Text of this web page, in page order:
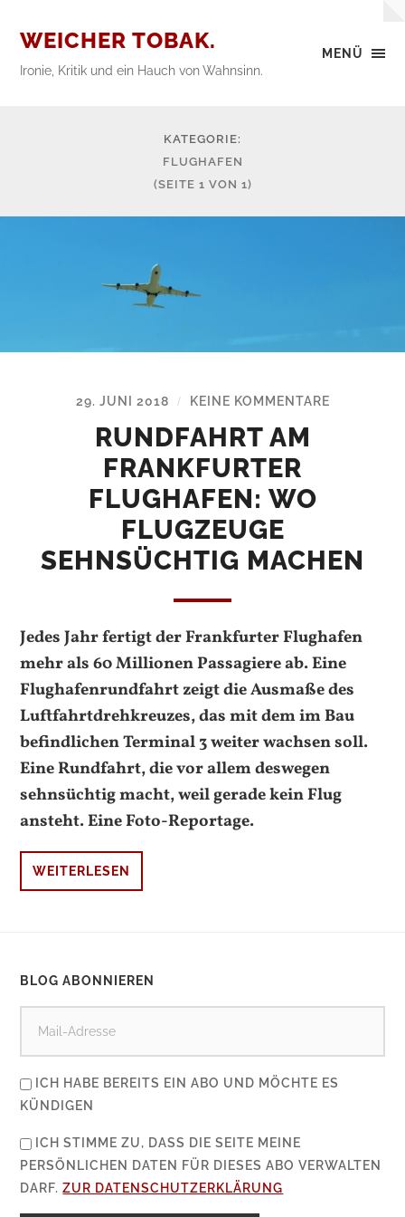
MENÜ
WEICHER TOBAK.
Ironie, Kritik und ein Hauch von Wahnsinn.
KATEGORIE:
FLUGHAFEN
(SEITE 1 VON 1)
29. JUNI 2018 / KEINE KOMMENTARE
RUNDFAHRT AM
FRANKFURTER
FLUGHAFEN: WO
FLUGZEUGE
SEHNSÜCHTIG MACHEN
Jedes Jahr fertigt der Frankfurter Flughafen
mehr als 60 Millionen Passagiere ab. Eine
Flughafenrundfahrt zeigt die Ausmaße des
Luftfahrtdrehkreuzes, das mit dem im Bau
befindlichen Terminal 3 weiter wachsen soll.
Eine Rundfahrt, die vor allem deswegen
sehnsüchtig macht, weil gerade kein Flug
ansteht. Eine Foto-Reportage.
WEITERLESEN
BLOG ABONNIEREN
ICH HABE BEREITS EIN ABO UND MÖCHTE ES
KÜNDIGEN
ICH STIMME ZU, DASS DIE SEITE MEINE
PERSÖNLICHEN DATEN FÜR DIESES ABO VERWALTEN
DARF.ZUR DATENSCHUTZERKLÄRUNG